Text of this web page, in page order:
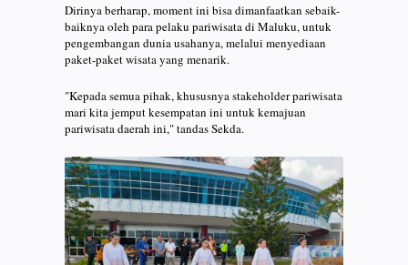
Dirinya berharap, moment ini bisa dimanfaatkan sebaik-
baiknya oleh para pelaku pariwisata di Maluku, untuk
pengembangan dunia usahanya, melalui menyediaan
paket-paket wisata yang menarik.
"Kepada semua pihak, khususnya stakeholder pariwisata
mari kita jemput kesempatan ini untuk kemajuan
pariwisata daerah ini," tandas Sekda.